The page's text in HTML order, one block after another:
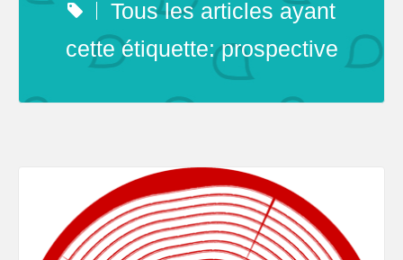
Tous les articles ayant
cette étiquette: prospective